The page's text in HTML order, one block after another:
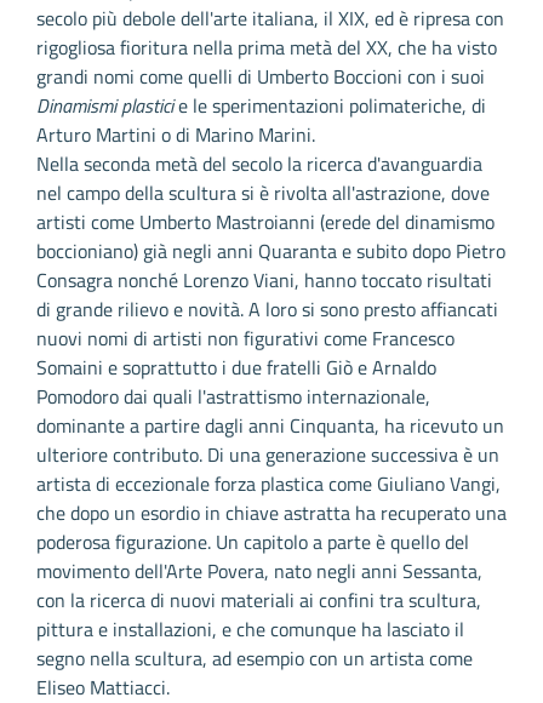
secolo più debole dell'arte italiana, il XIX, ed è ripresa con
rigogliosa fioritura nella prima metà del XX, che ha visto
grandi nomi come quelli di Umberto Boccioni con i suoi
Dinamismi plasticie le sperimentazioni polimateriche, di
Arturo Martini o di Marino Marini.
Nella seconda metà del secolo la ricerca d'avanguardia
nel campo della scultura si è rivolta all'astrazione, dove
artisti come Umberto Mastroianni (erede del dinamismo
boccioniano) già negli anni Quaranta e subito dopo Pietro
Consagra nonché Lorenzo Viani, hanno toccato risultati
di grande rilievo e novità. A loro si sono presto affiancati
nuovi nomi di artisti non figurativi come Francesco
Somaini e soprattutto i due fratelli Giò e Arnaldo
Pomodoro dai quali l'astrattismo internazionale,
dominante a partire dagli anni Cinquanta, ha ricevuto un
ulteriore contributo. Di una generazione successiva è un
artista di eccezionale forza plastica come Giuliano Vangi,
che dopo un esordio in chiave astratta ha recuperato una
poderosa figurazione. Un capitolo a parte è quello del
movimento dell'Arte Povera, nato negli anni Sessanta,
con la ricerca di nuovi materiali ai confini tra scultura,
pittura e installazioni, e che comunque ha lasciato il
segno nella scultura, ad esempio con un artista come
Eliseo Mattiacci.